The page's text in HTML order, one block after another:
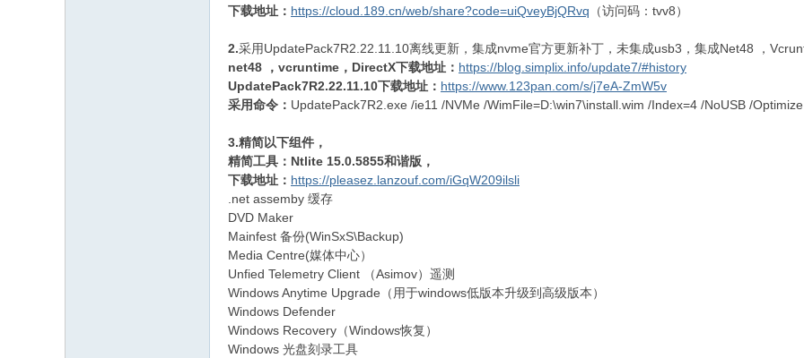
下载地址： https://cloud.189.cn/web/share?code=uiQveyBjQRvq （访问码：tvv8）
2.采用UpdatePack7R2.22.11.10离线更新，集成nvme官方更新补丁，未集成usb3，集成Net48 ，
net48 ，vcruntime，DirectX下载地址： https://blog.simplix.info/update7/#history
UpdatePack7R2.22.11.10下载地址： https://www.123pan.com/s/j7eA-ZmW5v
采用命令： UpdatePack7R2.exe /ie11 /NVMe /WimFile=D:\win7\install.wim /Index=4 /NoUSB /Optimize
3.精简以下组件，
精简工具：Ntlite 15.0.5855和谐版，
下载地址： https://pleasez.lanzouf.com/iGqW209ilsli
.net assemby 缓存
DVD Maker
Mainfest 备份(WinSxS\Backup)
Media Centre(媒体中心）
Unfied Telemetry Client （Asimov）遥测
Windows Anytime Upgrade（用于windows低版本升级到高级版本）
Windows Defender
Windows Recovery（Windows恢复）
Windows 光盘刻录工具